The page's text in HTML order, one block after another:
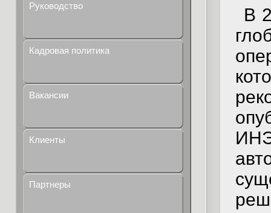
Руководство
Кадровая политика
Вакансии
Клиенты
Партнеры
В